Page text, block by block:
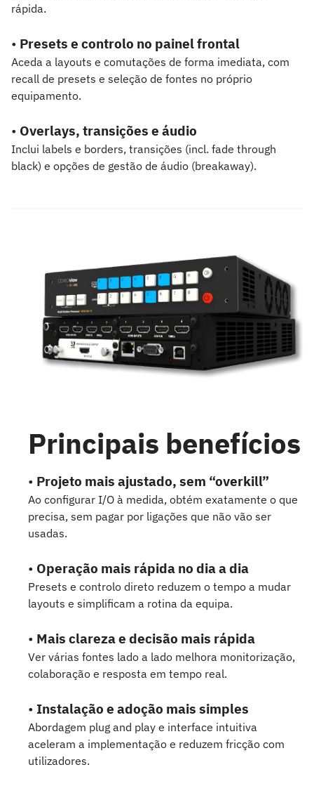
rápida.
• Presets e controlo no painel frontal
Aceda a layouts e comutações de forma imediata, com
recall de presets e seleção de fontes no próprio
equipamento.
• Overlays, transições e áudio
Inclui labels e borders, transições (incl. fade through
black) e opções de gestão de áudio (breakaway).
Principais benefícios
• Projeto mais ajustado, sem “overkill”
Ao configurar I/O à medida, obtém exatamente o que
precisa, sem pagar por ligações que não vão ser
usadas.
• Operação mais rápida no dia a dia
Presets e controlo direto reduzem o tempo a mudar
layouts e simplificam a rotina da equipa.
• Mais clareza e decisão mais rápida
Ver várias fontes lado a lado melhora monitorização,
colaboração e resposta em tempo real.
• Instalação e adoção mais simples
Abordagem plug and play e interface intuitiva
aceleram a implementação e reduzem fricção com
utilizadores.